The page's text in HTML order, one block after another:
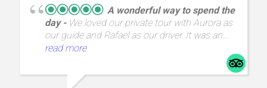
A wonderful way to spend the
day
We loved our private tour with Aurora as
our guide and Rafael as our driver. It was an
incredible day with amazing views and a great
read more